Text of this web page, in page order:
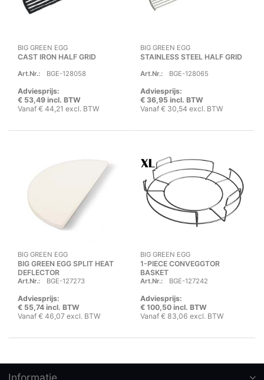
BIG GREEN EGG
CAST IRON HALF GRID
Art.Nr.: BGE-128058
Adviesprijs:
€ 53,49 incl. BTW
Vanaf € 44,21 excl. BTW
BIG GREEN EGG
STAINLESS STEEL HALF GRID
Art.Nr.: BGE-128065
Adviesprijs:
€ 36,95 incl. BTW
Vanaf € 30,54 excl. BTW
BIG GREEN EGG
BIG GREEN EGG SPLIT HEAT
DEFLECTOR
Art.Nr.: BGE-127273
Adviesprijs:
€ 55,74 incl. BTW
Vanaf € 46,07 excl. BTW
BIG GREEN EGG
1-PIECE CONVEGGTOR
BASKET
Art.Nr.: BGE-127242
Adviesprijs:
€ 100,50 incl. BTW
Vanaf € 83,06 excl. BTW
Informatie